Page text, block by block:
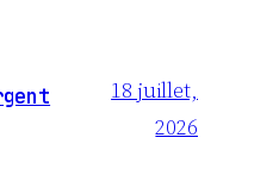
18 juillet,
2026